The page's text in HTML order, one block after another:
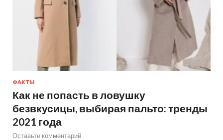
ФАКТЫ
Как не попасть в ловушку
безвкусицы, выбирая пальто: тренды
2021 года
Оставьте комментарий